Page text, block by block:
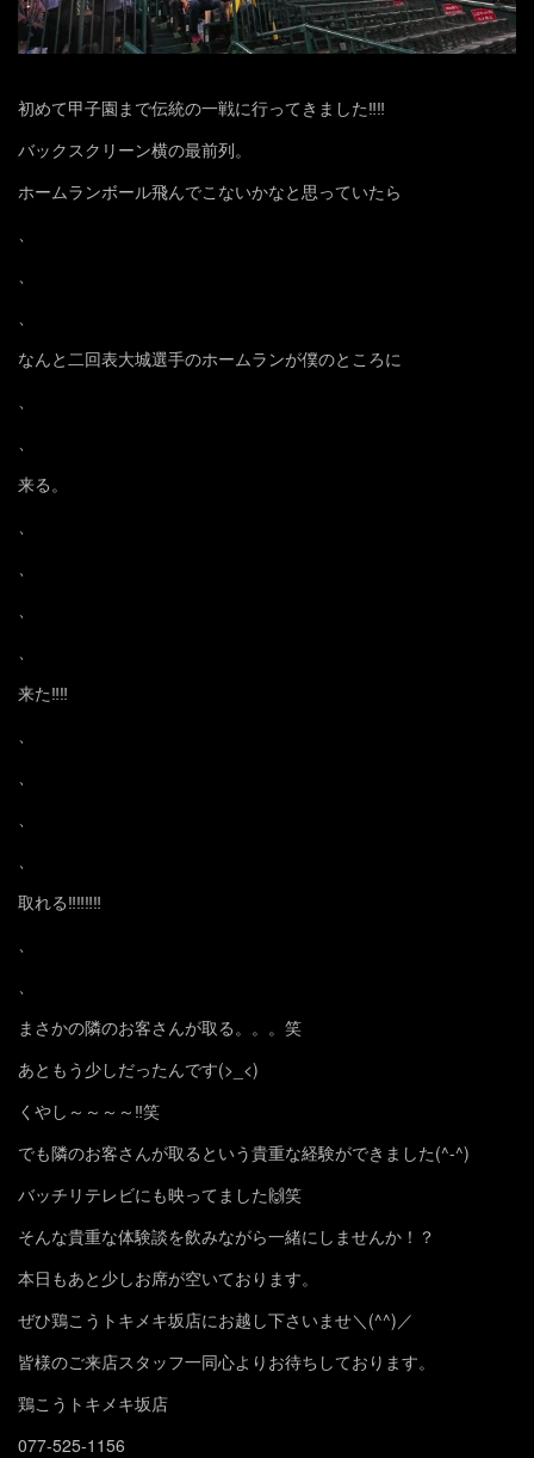
初めて甲子園まで伝統の一戦に行ってきました‼️‼️
バックスクリーン横の最前列。
ホームランボール飛んでこないかなと思っていたら
なんと二回表大城選手のホームランが僕のところに
来る。
来た‼️‼️
取れる‼️‼️‼️‼️
まさかの隣のお客さんが取る。。。笑
あともう少しだったんです(>_<)
くやし～～～～‼️笑
でも隣のお客さんが取るという貴重な経験ができました(^-^)
バッチリテレビにも映ってました🙌笑
そんな貴重な体験談を飲みながら一緒にしませんか！？
本日もあと少しお席が空いております。
ぜひ鶏こうトキメキ坂店にお越し下さいませ＼(^^)／
皆様のご来店スタッフ一同心よりお待ちしております。
鶏こうトキメキ坂店
077-525-1156